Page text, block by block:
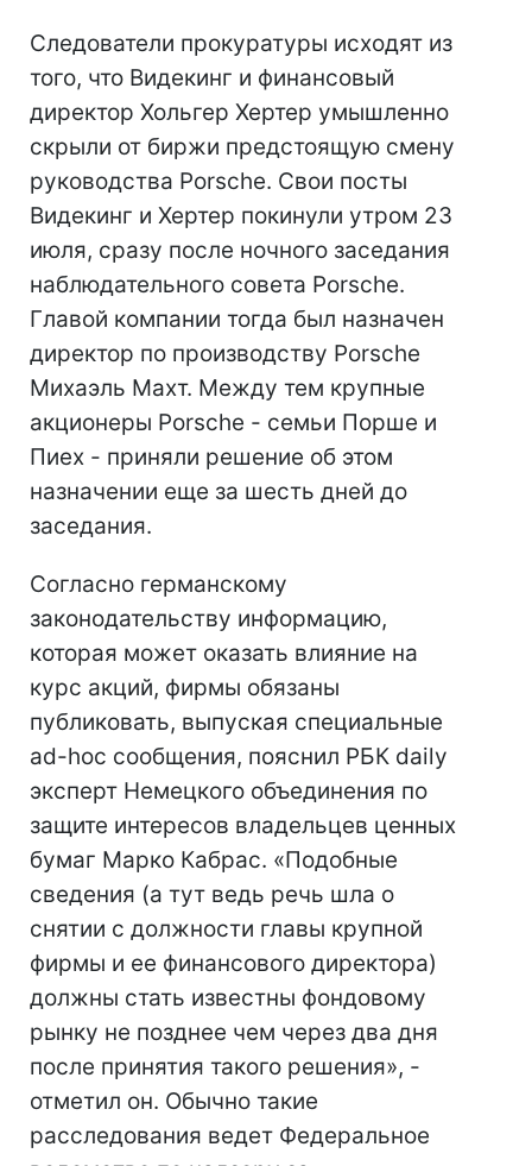
Следователи прокуратуры исходят из
того, что Видекинг и финансовый
директор Хольгер Хертер умышленно
скрыли от биржи предстоящую смену
руководства Porsche. Свои посты
Видекинг и Хертер покинули утром 23
июля, сразу после ночного заседания
наблюдательного совета Porsche.
Главой компании тогда был назначен
директор по производству Porsche
Михаэль Махт. Между тем крупные
акционеры Porsche - семьи Порше и
Пиех - приняли решение об этом
назначении еще за шесть дней до
заседания.
Согласно германскому
законодательству информацию,
которая может оказать влияние на
курс акций, фирмы обязаны
публиковать, выпуская специальные
ad-hoc сообщения, пояснил РБК daily
эксперт Немецкого объединения по
защите интересов владельцев ценных
бумаг Марко Кабрас. «Подобные
сведения (а тут ведь речь шла о
снятии с должности главы крупной
фирмы и ее финансового директора)
должны стать известны фондовому
рынку не позднее чем через два дня
после принятия такого решения», -
отметил он. Обычно такие
расследования ведет Федеральное